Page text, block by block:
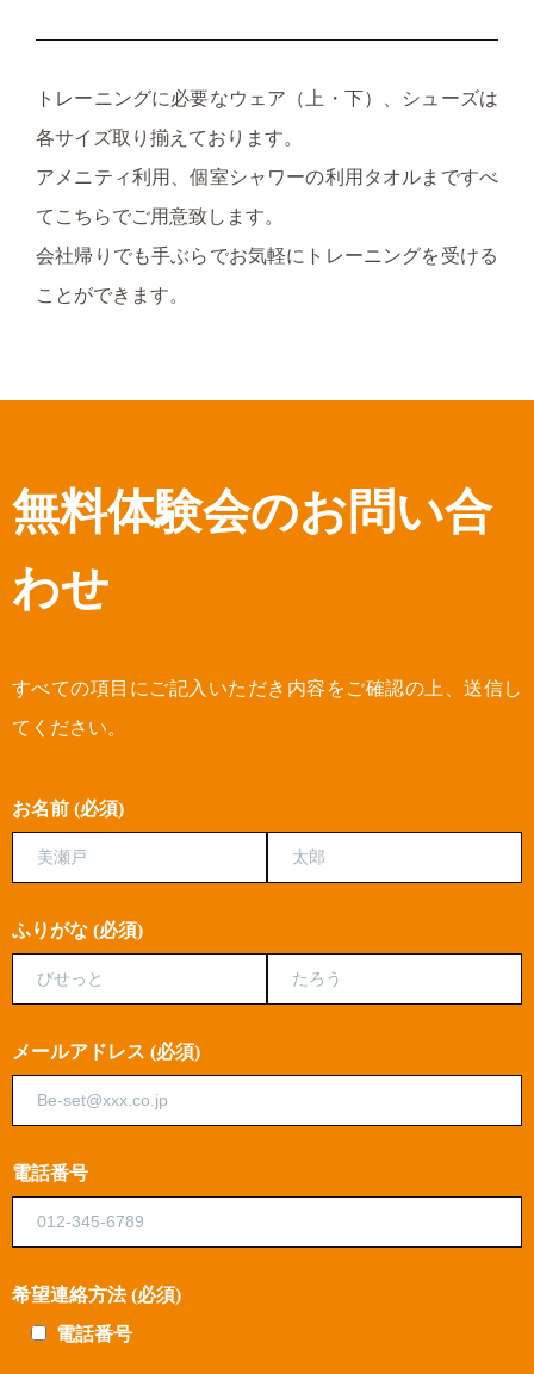
トレーニングに必要なウェア（上・下）、シューズは
各サイズ取り揃えております。
アメニティ利用、個室シャワーの利用タオルまですべ
てこちらでご用意致します。
会社帰りでも手ぶらでお気軽にトレーニングを受ける
ことができます。
無料体験会のお問い合
わせ
すべての項目にご記入いただき内容をご確認の上、送信し
てください。
お名前 (必須)
ふりがな (必須)
メールアドレス (必須)
電話番号
希望連絡方法 (必須)
電話番号